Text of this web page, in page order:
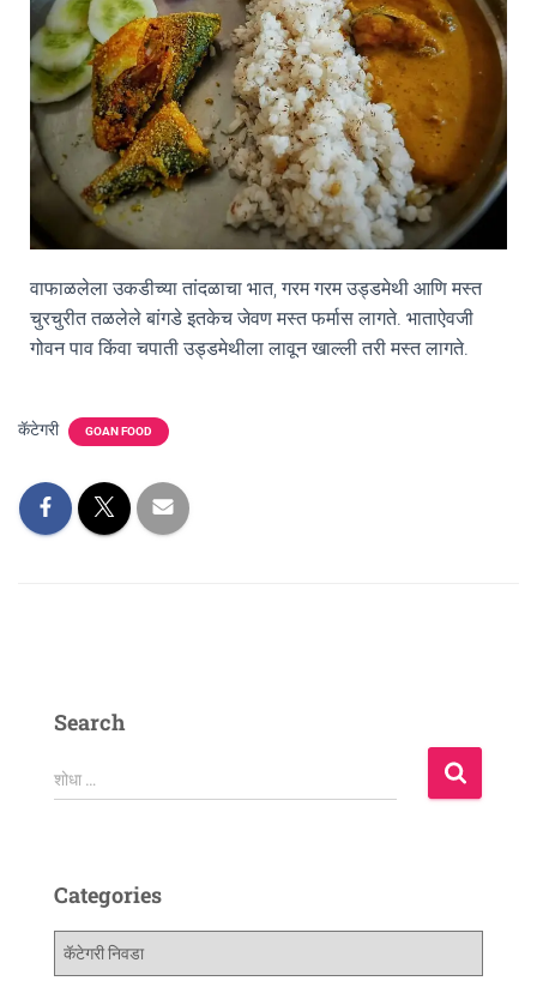
वाफाळलेला उकडीच्या तांदळाचा भात, गरम गरम उड्डमेथी आणि मस्त
चुरचुरीत तळलेले बांगडे इतकेच जेवण मस्त फर्मास लागते. भाताऐवजी
गोवन पाव किंवा चपाती उड्डमेथीला लावून खाल्ली तरी मस्त लागते.
कॅटेगरी GOAN FOOD
Search
शोधा …
Categories